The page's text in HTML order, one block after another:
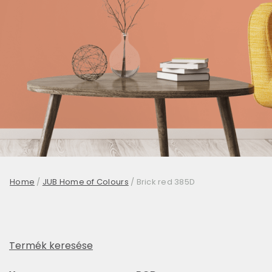
Home / JUB Home of Colours / Brick red 385D
Termék keresése